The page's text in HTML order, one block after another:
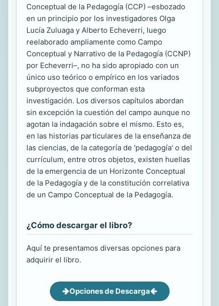
Conceptual de la Pedagogía (CCP) –esbozado
en un principio por los investigadores Olga
Lucía Zuluaga y Alberto Echeverri, luego
reelaborado ampliamente como Campo
Conceptual y Narrativo de la Pedagogía (CCNP)
por Echeverri–, no ha sido apropiado con un
único uso teórico o empírico en los variados
subproyectos que conforman esta
investigación. Los diversos capítulos abordan
sin excepción la cuestión del campo aunque no
agotan la indagación sobre el mismo. Esto es,
en las historias particulares de la enseñanza de
las ciencias, de la categoría de 'pedagogía' o del
currículum, entre otros objetos, existen huellas
de la emergencia de un Horizonte Conceptual
de la Pedagogía y de la constitución correlativa
de un Campo Conceptual de la Pedagogía.
¿Cómo descargar el libro?
Aquí te presentamos diversas opciones para
adquirir el libro.
Opciones de Descarga